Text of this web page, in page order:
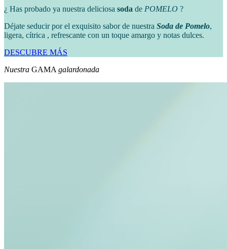
¿ Has probado ya nuestra deliciosa soda de POMELO ?
Déjate seducir por el exquisito sabor de nuestra Soda de Pomelo,
ligera, cítrica , refrescante con un toque amargo y notas dulces.
DESCUBRE MÁS
Nuestra GAMA galardonada